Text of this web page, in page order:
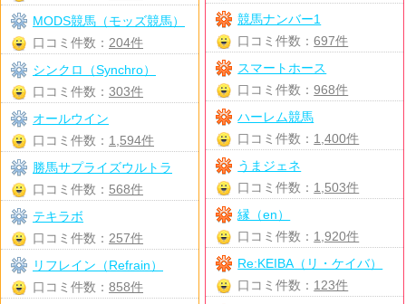
競馬ナンバー1
口コミ件数：697件
スマートホース
口コミ件数：968件
ハーレム競馬
口コミ件数： 1,400件
うまジェネ
口コミ件数： 1,503件
縁（en）
口コミ件数： 1,920件
Re:KEIBA（リ・ケイバ）
口コミ件数： 123件
MODS競馬（モッズ競馬）
口コミ件数： 204件
シンクロ（Synchro）
口コミ件数： 303件
オールウイン
口コミ件数： 1,594件
勝馬サプライズウルトラ
口コミ件数： 568件
テキラボ
口コミ件数： 257件
リフレイン（Refrain）
口コミ件数： 858件